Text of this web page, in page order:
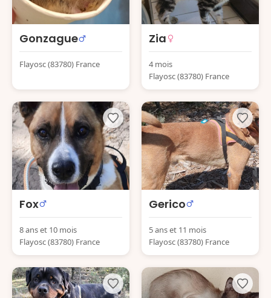
Gonzague
Flayosc (83780) France
Zia
4 mois
Flayosc (83780) France
Fox
8 ans et 10 mois
Flayosc (83780) France
Gerico
5 ans et 11 mois
Flayosc (83780) France